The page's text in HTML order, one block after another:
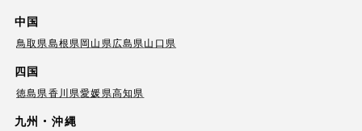
中国
鳥取県島根県岡山県広島県山口県
四国
徳島県香川県愛媛県高知県
九州・沖縄